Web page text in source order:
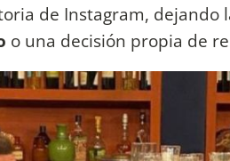
de Instagram, dejando
o una decisión propia de